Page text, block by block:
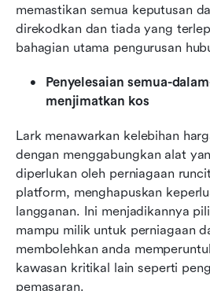
memastikan semua keputusan
direkodkan dan tiada yang
bahagian utama pengurusan
Penyelesaian semua-
menjimatkan kos
Lark menawarkan kelebihan
dengan menggabungkan alat
diperlukan oleh perniagaan
platform, menghapuskan
langganan. Ini menjadikannya
mampu milik untuk perniagaan
membolehkan anda
kawasan kritikal lain seperti
pemasaran.